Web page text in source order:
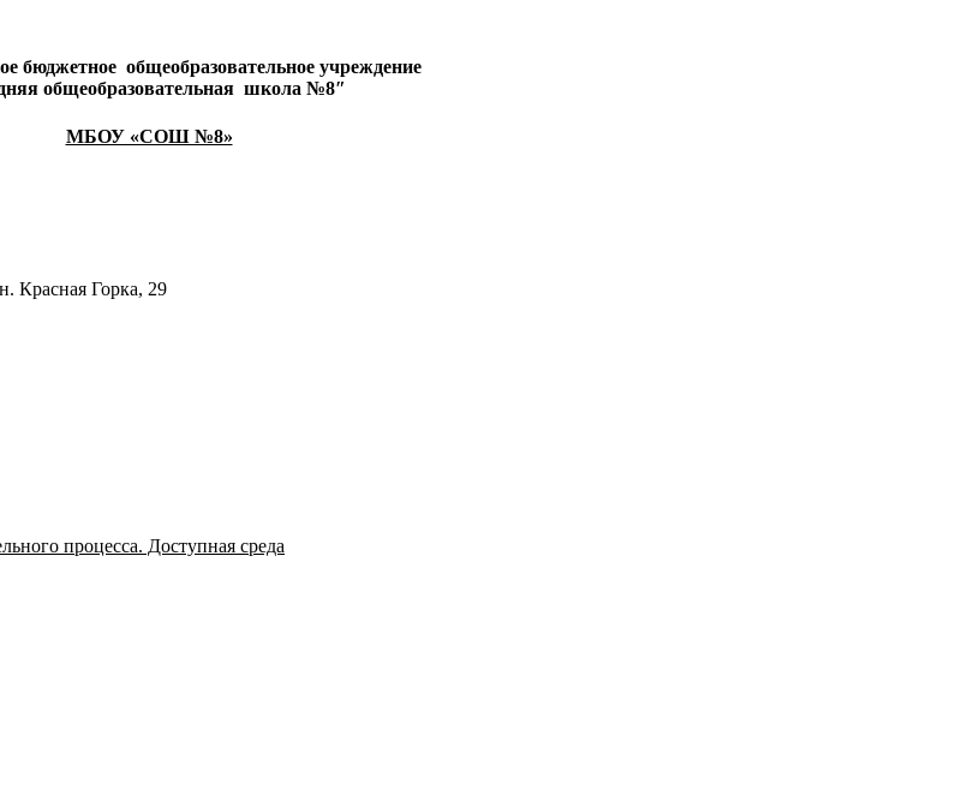
бюджетное общеобразовательное учреждение
общеобразовательная школа №8″
МБОУ «СОШ №8»
Красная Горка, 29
процесса. Доступная среда